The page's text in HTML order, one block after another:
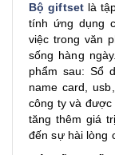
Bộ giftsetlà
tính ứng dụng
việc trong văn
sống hàng
phẩm sau: Sổ
name card,
công ty và được
tăng thêm giá
đến sự hài lòng